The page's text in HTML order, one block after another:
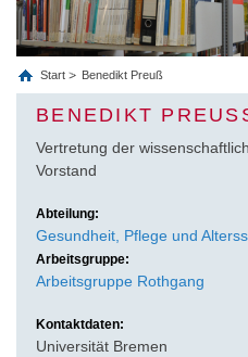
Start Benedikt Preuß
BENEDIKT PREUSS
Vertretung der
Vorstand
Abteilung:
Gesundheit, Pflege und
Arbeitsgruppe:
Arbeitsgruppe Rothgang
Kontaktdaten:
Universität Bremen